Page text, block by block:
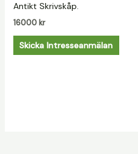
Antikt Skrivskåp.
16000 kr
Skicka Intresseanmälan